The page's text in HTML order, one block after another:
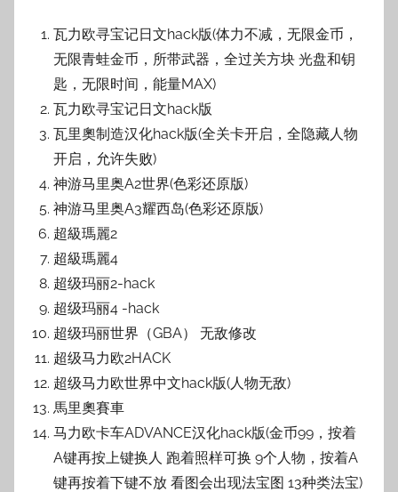
瓦力欧寻宝记日文hack版(体力不减，无限金币，
无限青蛙金币，所带武器，全过关方块 光盘和钥
匙，无限时间，能量MAX)
瓦力欧寻宝记日文hack版
瓦里奧制造汉化hack版(全关卡开启，全隐藏人物
开启，允许失败)
神游马里奥A2世界(色彩还原版)
神游马里奥A3耀西岛(色彩还原版)
超級瑪麗2
超級瑪麗4
超级玛丽2-hack
超级玛丽4 -hack
超级玛丽世界（GBA） 无敌修改
超级马力欧2HACK
超级马力欧世界中文hack版(人物无敌)
馬里奧賽車
马力欧卡车ADVANCE汉化hack版(金币99，按着
A键再按上键换人 跑着照样可换 9个人物，按着A
键再按着下键不放 看图会出现法宝图 13种类法宝)